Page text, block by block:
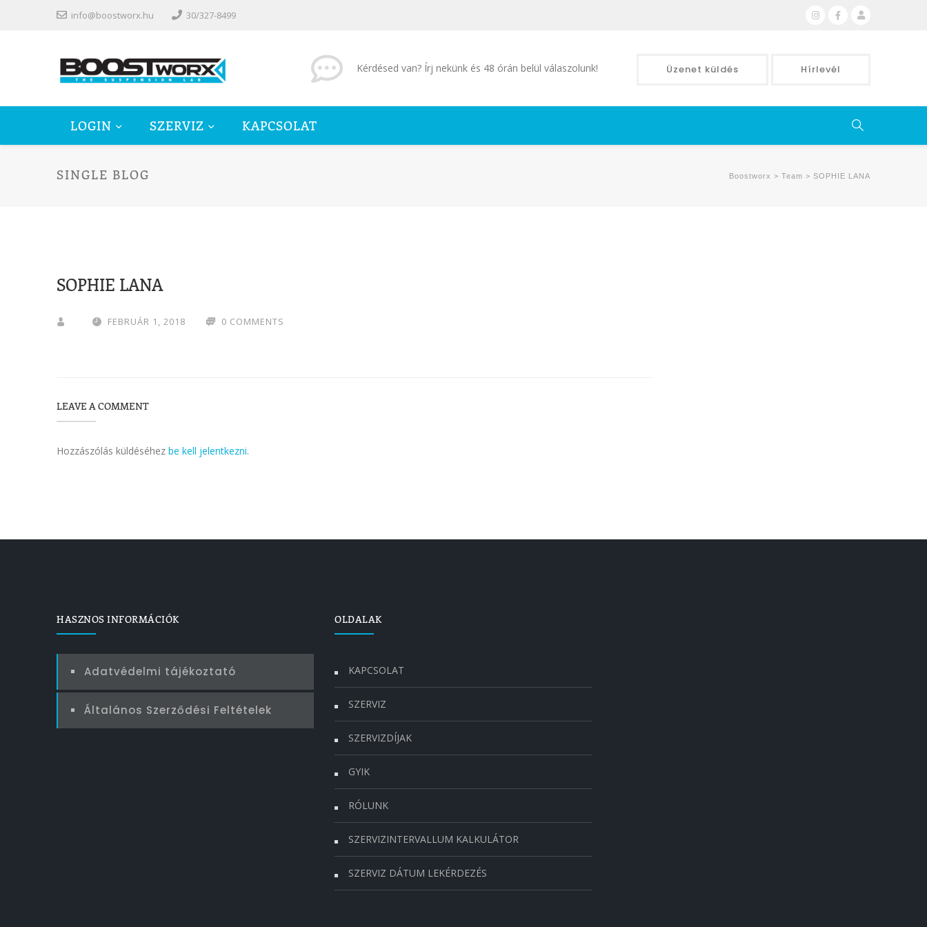
info@boostworx.hu 30/327-8499
Üzenet küldés Hírlevél
Kérdésed van? Írj nekünk és 48 órán belül válaszolunk!
LOGIN SZERVIZ KAPCSOLAT
SINGLE BLOG Boostworx > Team > SOPHIE LANA
SOPHIE LANA
FEBRUÁR 1, 2018 0 COMMENTS
LEAVE A COMMENT
Hozzászólás küldéséhez be kell jelentkezni.
HASZNOS INFORMÁCIÓK
Adatvédelmi tájékoztató
Általános Szerződési Feltételek
OLDALAK
KAPCSOLAT
SZERVIZ
SZERVIZDÍJAK
GYIK
RÓLUNK
SZERVIZINTERVALLUM KALKULÁTOR
SZERVIZ DÁTUM LEKÉRDEZÉS